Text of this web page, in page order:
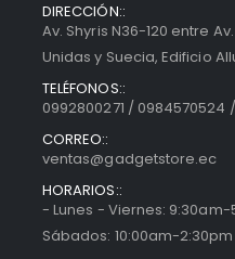
DIRECCIÓN::
Av. Shyris N36-120 entre
Unidas y Suecia, Edificio
TELÉFONOS::
0992800271 / 0984570524 /
CORREO::
ventas@gadgetstore.ec
HORARIOS::
- Lunes - Viernes:
Sábados: 10:00am-2:30pm